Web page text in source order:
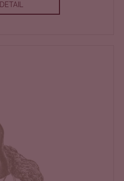
DETAIL